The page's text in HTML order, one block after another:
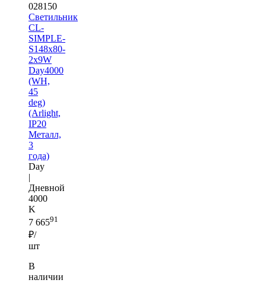
028150
Светильник
CL-
SIMPLE-
S148x80-
2x9W
Day4000
(WH,
45
deg)
(Arlight,
IP20
Металл,
3
года)
Day
|
Дневной
4000
K
7 66591
₽/
шт
В
наличии